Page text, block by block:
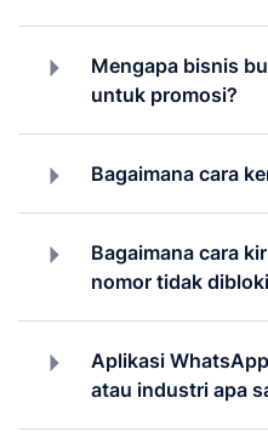
Mengapa bisnis
untuk promosi?
Bagaimana cara
Bagaimana cara
nomor tidak
Aplikasi
atau industri apa